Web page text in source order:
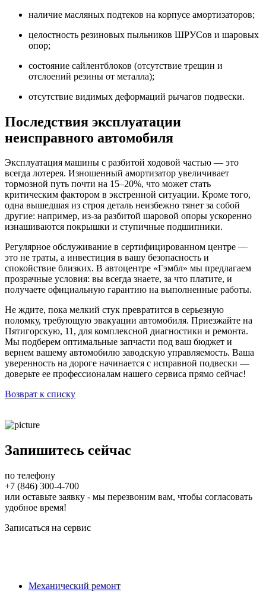
наличие масляных подтеков на корпусе амортизаторов;
целостность резиновых пыльников ШРУСов и шаровых
опор;
состояние сайлентблоков (отсутствие трещин и
отслоений резины от металла);
отсутствие видимых деформаций рычагов подвески.
Последствия эксплуатации
неисправного автомобиля
Эксплуатация машины с разбитой ходовой частью — это
всегда лотерея. Изношенный амортизатор увеличивает
тормозной путь почти на 15–20%, что может стать
критическим фактором в экстренной ситуации. Кроме того,
одна вышедшая из строя деталь неизбежно тянет за собой
другие: например, из-за разбитой шаровой опоры ускоренно
изнашиваются покрышки и ступичные подшипники.
Регулярное обслуживание в сертифицированном центре —
это не траты, а инвестиция в вашу безопасность и
спокойствие близких. В автоцентре «Гэмбл» мы предлагаем
прозрачные условия: вы всегда знаете, за что платите, и
получаете официальную гарантию на выполненные работы.
Не ждите, пока мелкий стук превратится в серьезную
поломку, требующую эвакуации автомобиля. Приезжайте на
Пятигорскую, 11, для комплексной диагностики и ремонта.
Мы подберем оптимальные запчасти под ваш бюджет и
вернем вашему автомобилю заводскую управляемость. Ваша
уверенность на дороге начинается с исправной подвески —
доверьте ее профессионалам нашего сервиса прямо сейчас!
Возврат к списку
Запишитесь сейчас
по телефону
+7 (846) 300-4-700
или оставьте заявку - мы перезвоним вам, чтобы согласовать
удобное время!
Записаться на сервис
Механический ремонт